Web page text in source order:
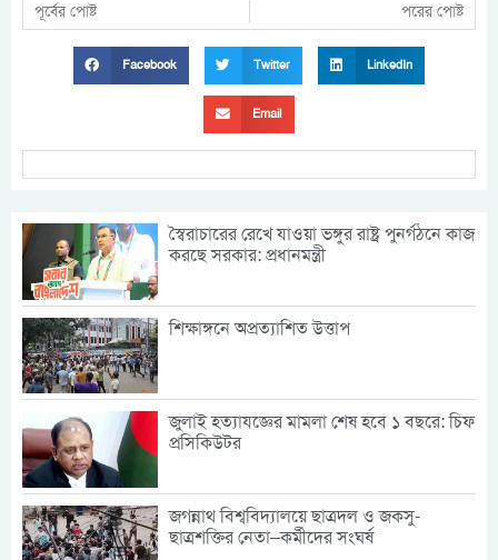
পূর্বের পোষ্ট পরের পোষ্ট
Facebook Twitter LinkedIn
Email
স্বৈরাচারের রেখে যাওয়া ভঙ্গুর রাষ্ট্র পুনর্গঠনে কাজ
করছে সরকার: প্রধানমন্ত্রী
শিক্ষাঙ্গনে অপ্রত্যাশিত উত্তাপ
জুলাই হত্যাযজ্ঞের মামলা শেষ হবে ১ বছরে: চিফ
প্রসিকিউটর
জগন্নাথ বিশ্ববিদ্যালয়ে ছাত্রদল ও জকসু-
ছাত্রশক্তির নেতা–কর্মীদের সংঘর্ষ